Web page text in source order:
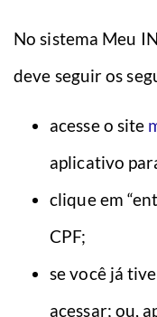
No sistema Meu
deve seguir os
acesse o site
aplicativo
clique em
CPF;
se você já
acessar; ou,